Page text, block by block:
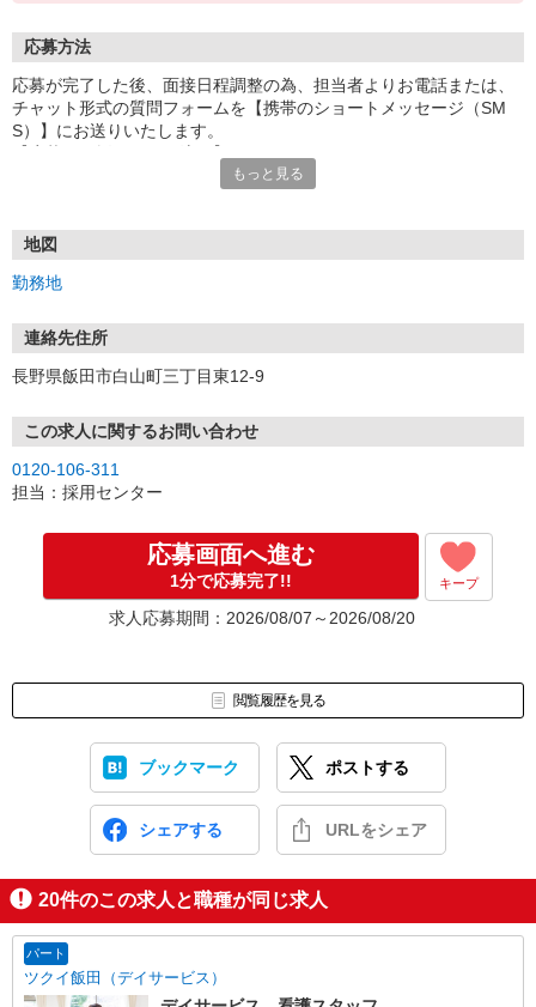
応募方法
応募が完了した後、面接日程調整の為、担当者よりお電話または、
チャット形式の質問フォームを【携帯のショートメッセージ（SM
S）】にお送りいたします。
1.応募…Webもしくはお電話より応募ください。
※実技試験はドライバーの職種のみとなります。
もっと見る
地図
勤務地
連絡先住所
長野県飯田市白山町三丁目東12-9
この求人に関するお問い合わせ
0120-106-311
担当：採用センター
応募画面へ進む
1分で応募完了!! キープ
求人応募期間：2026/08/07～2026/08/20
閲覧履歴を見る
ブックマーク ポストする
シェアする URLをシェア
20件のこの求人と職種が同じ求人
パート
ツクイ飯田（デイサービス）